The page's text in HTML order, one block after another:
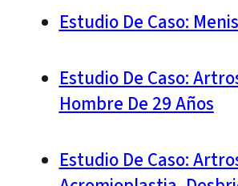
Estudio De Caso:
Estudio De Caso:
Hombre De 29 Años
Estudio De Caso: